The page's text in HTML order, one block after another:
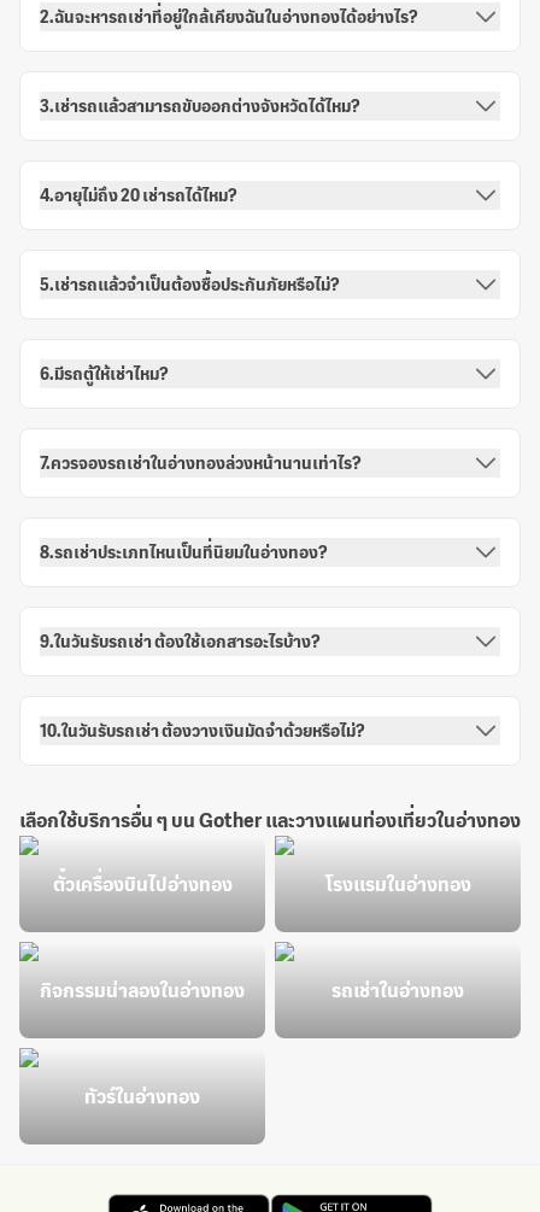
2.ฉันจะหารถเช่าที่อยู่ใกล้เคียงฉันในอ่างทองได้อย่างไร?
3.เช่ารถแล้วสามารถขับออกต่างจังหวัดได้ไหม?
4.อายุไม่ถึง 20 เช่ารถได้ไหม?
5.เช่ารถแล้วจำเป็นต้องซื้อประกันภัยหรือไม่?
6.มีรถตู้ให้เช่าไหม?
7.ควรจองรถเช่าในอ่างทองล่วงหน้านานเท่าไร?
8.รถเช่าประเภทไหนเป็นที่นิยมในอ่างทอง?
9.ในวันรับรถเช่า ต้องใช้เอกสารอะไรบ้าง?
10.ในวันรับรถเช่า ต้องวางเงินมัดจำด้วยหรือไม่?
เลือกใช้บริการอื่น ๆ บน Gother และวางแผนท่องเที่ยวในอ่างทอง
ตั๋วเครื่องบินไปอ่างทอง โรงแรมในอ่างทอง
กิจกรรมน่าลองในอ่างทอง รถเช่าในอ่างทอง
ทัวร์ในอ่างทอง